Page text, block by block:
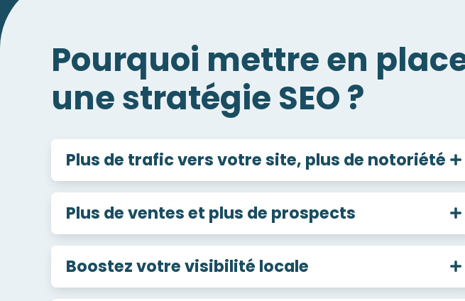
Pourquoi mettre en
une stratégie SEO ?
Plus de trafic vers votre site, plus de notoriété
Plus de ventes et plus de prospects
Boostez votre visibilité locale